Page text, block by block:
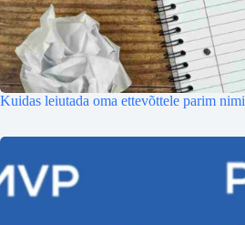
Kuidas leiutada oma ettevõttele parim nimi